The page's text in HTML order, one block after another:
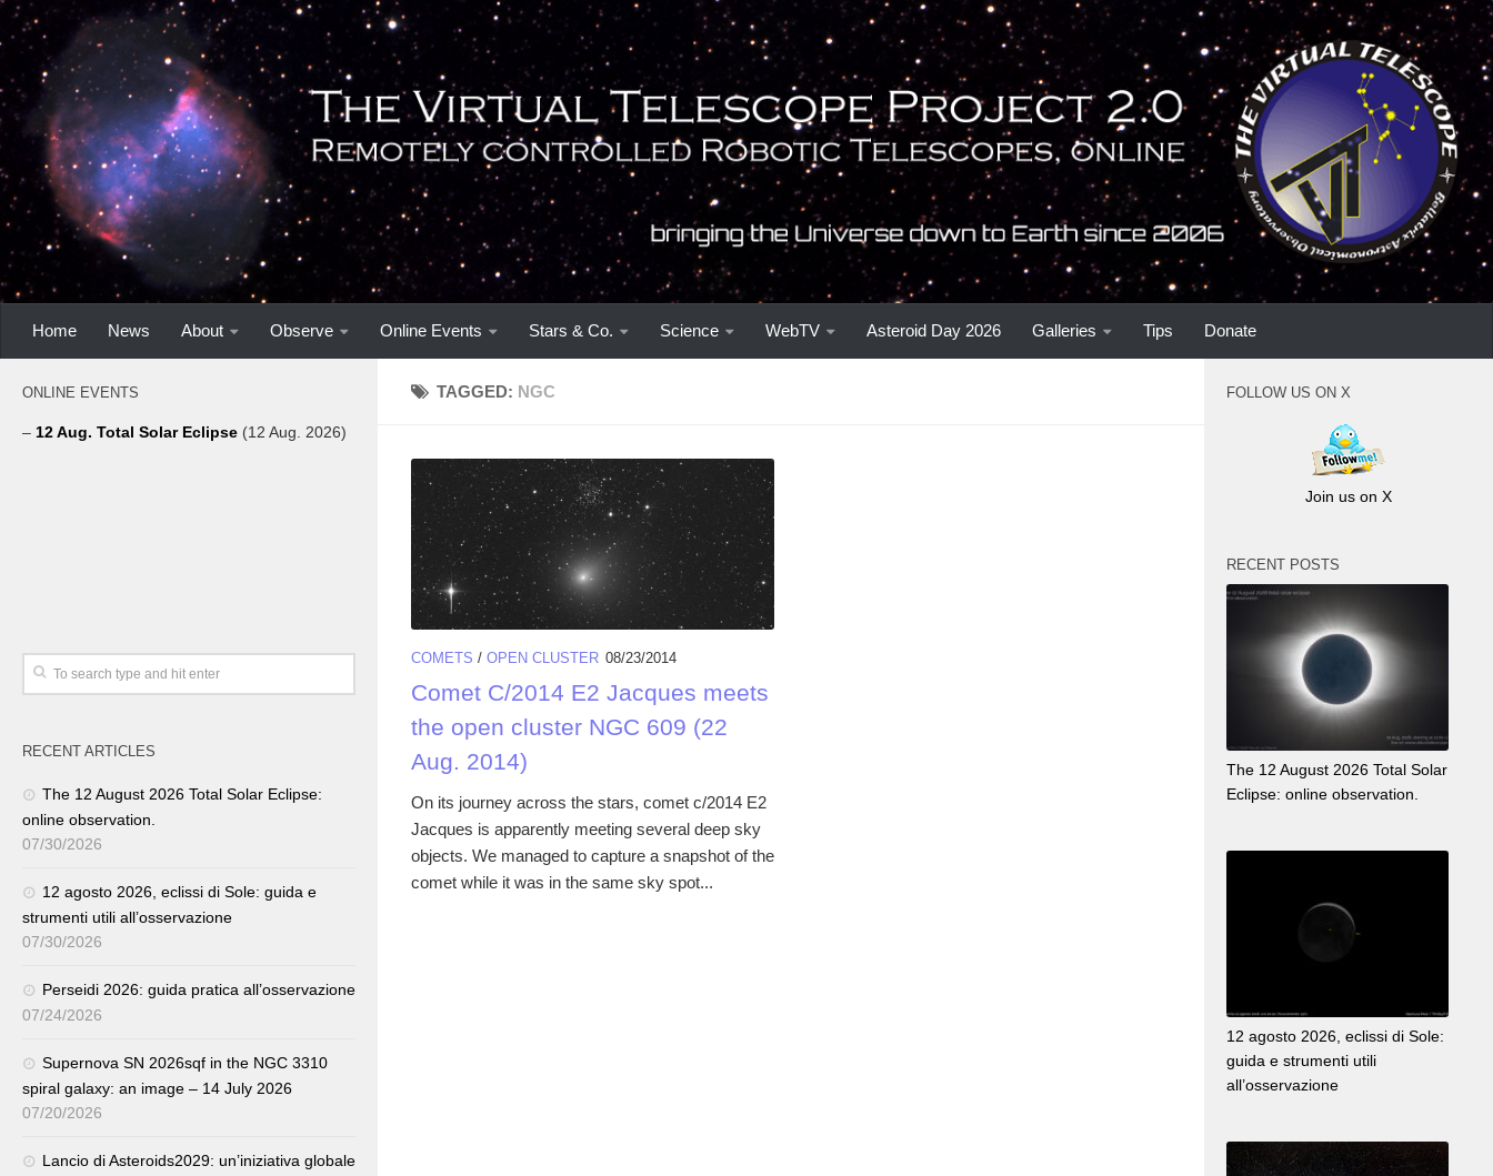
Home News About Observe Online Events Stars & Co. Science WebTV Asteroid Day 2026 Galleries Tips Donate
TAGGED: NGC
COMETS / OPEN CLUSTER 08/23/2014
Comet C/2014 E2 Jacques meets
the open cluster NGC 609 (22
Aug. 2014)
On its journey across the stars, comet c/2014 E2
Jacques is apparently meeting several deep sky
objects. We managed to capture a snapshot of the
comet while it was in the same sky spot...
ONLINE EVENTS
– 12 Aug. Total Solar Eclipse (12 Aug. 2026)
RECENT ARTICLES
The 12 August 2026 Total Solar Eclipse:
online observation.
07/30/2026
12 agosto 2026, eclissi di Sole: guida e
strumenti utili all’osservazione
07/30/2026
Perseidi 2026: guida pratica all’osservazione
07/24/2026
Supernova SN 2026sqf in the NGC 3310
spiral galaxy: an image – 14 July 2026
07/20/2026
Lancio di Asteroids2029: un’iniziativa globale
FOLLOW US ON X
Join us on X
RECENT POSTS
The 12 August 2026 Total Solar
Eclipse: online observation.
12 agosto 2026, eclissi di Sole:
guida e strumenti utili
all’osservazione